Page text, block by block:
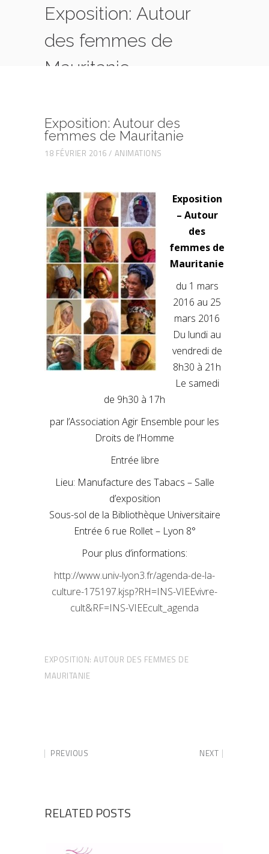
Exposition: Autour
des femmes de
Mauritanie
Exposition: Autour des
femmes de Mauritanie
18 FÉVRIER 2016 ANIMATIONS
Exposition
– Autour
des
femmes de
Mauritanie
du 1 mars
2016 au 25
mars 2016
Du lundi au
vendredi de
8h30 à 21h
Le samedi
de 9h30 à 17h
par l’Association Agir Ensemble pour les
Droits de l’Homme
Entrée libre
Lieu: Manufacture des Tabacs – Salle
d’exposition
Sous-sol de la Bibliothèque Universitaire
Entrée 6 rue Rollet – Lyon 8°
Pour plus d’informations:
http://www.univ-lyon3.fr/agenda-de-la-
culture-175197.kjsp?RH=INS-VIEEvivre-
cult&RF=INS-VIEEcult_agenda
EXPOSITION: AUTOUR DES FEMMES DE
MAURITANIE
PREVIOUS NEXT
RELATED POSTS